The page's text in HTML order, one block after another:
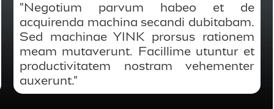
"Negotium parvum habeo et de
acquirenda machina secandi dubitabam.
Sed machinae YINK prorsus rationem
meam mutaverunt. Facillime utuntur et
productivitatem nostram vehementer
auxerunt."